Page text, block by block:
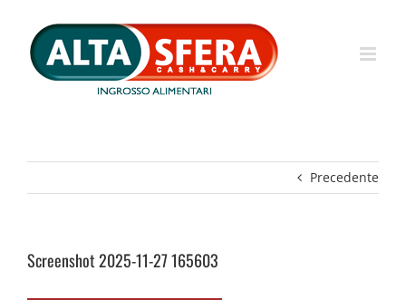
contenuto
Precedente
Screenshot 2025-11-27 165603